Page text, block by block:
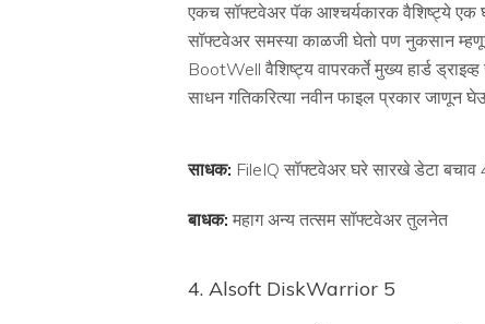
एकच सॉफ्टवेअर पॅक आश्चर्यकारक वैशिष्ट्ये एक
सॉफ्टवेअर समस्या काळजी घेतो पण नुकसान म्हणून
BootWell वैशिष्ट्य वापरकर्ते मुख्य हार्ड
साधन गतिकरित्या नवीन फाइल प्रकार जाणून
साधक: FileIQ सॉफ्टवेअर घरे सारखे डेटा बचाव
बाधक: महाग अन्य तत्सम सॉफ्टवेअर तुलनेत
4. Alsoft DiskWarrior 5